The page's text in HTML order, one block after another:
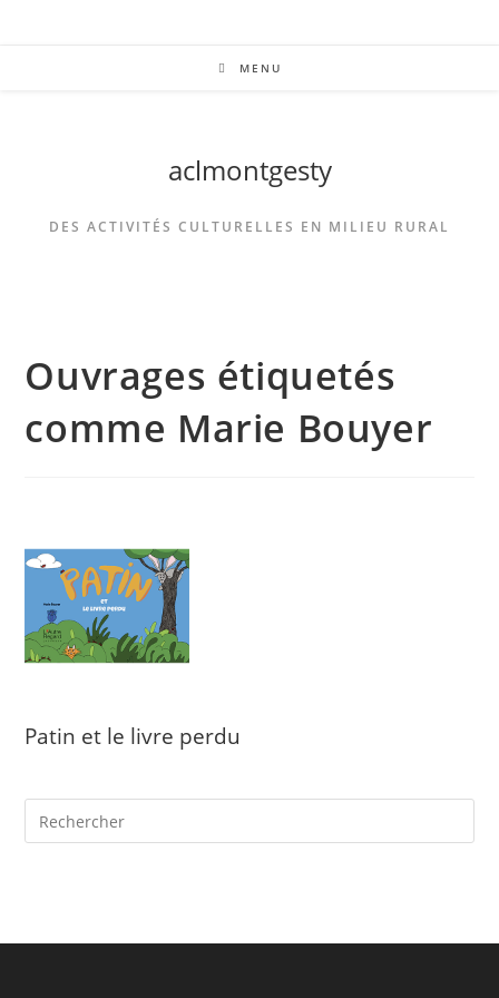
MENU
aclmontgesty
DES ACTIVITÉS CULTURELLES EN MILIEU RURAL
Ouvrages étiquetés
comme Marie Bouyer
Patin et le livre perdu